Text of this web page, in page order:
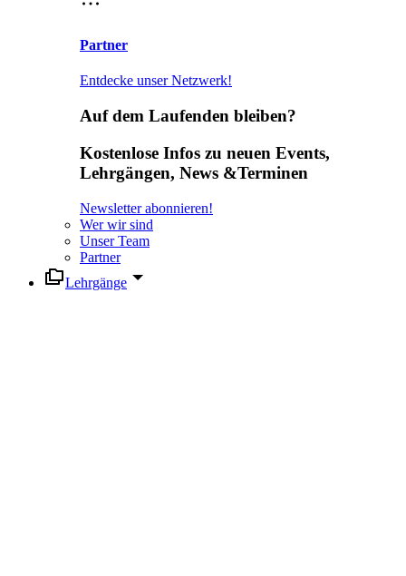
Partner
Entdecke unser Netzwerk!
Auf dem Laufenden bleiben?
Kostenlose Infos zu neuen Events,
Lehrgängen, News &Terminen
Newsletter abonnieren!
Wer wir sind
Unser Team
Partner
Lehrgänge